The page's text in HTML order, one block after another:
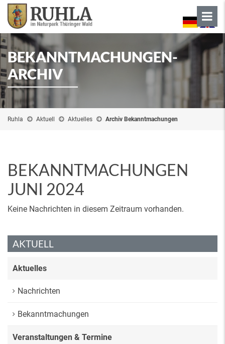
BEKANNTMACHUNGEN-
ARCHIV
Ruhla Aktuell Aktuelles Archiv Bekanntmachungen
BEKANNTMACHUNGEN
JUNI 2024
Keine Nachrichten in diesem Zeitraum vorhanden.
AKTUELL
Aktuelles
Nachrichten
Bekanntmachungen
Veranstaltungen & Termine